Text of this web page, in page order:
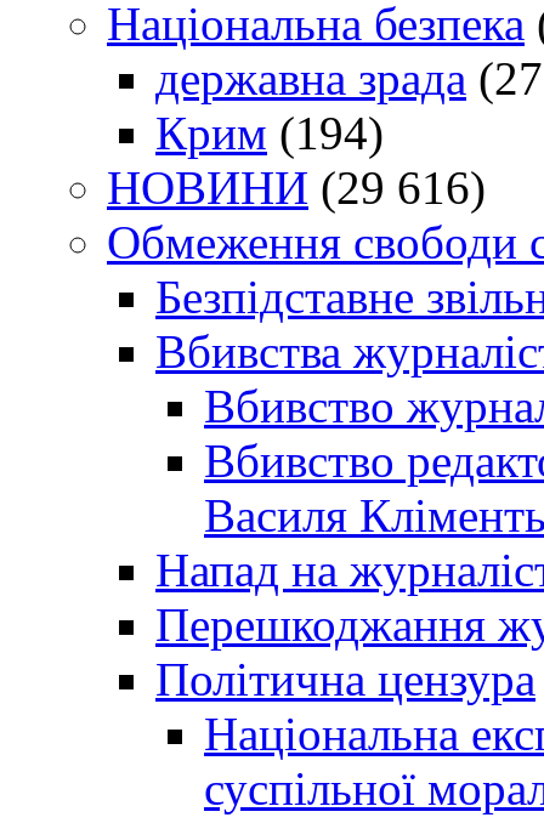
Національна безпека
державна зрада
Крим (194)
НОВИНИ (29 616)
Обмеження свободи
Безпідставне
Вбивства
Вбивство
Вбивство
Василя
Напад на
Перешкоджання
Політична цензура
Національна
суспільної